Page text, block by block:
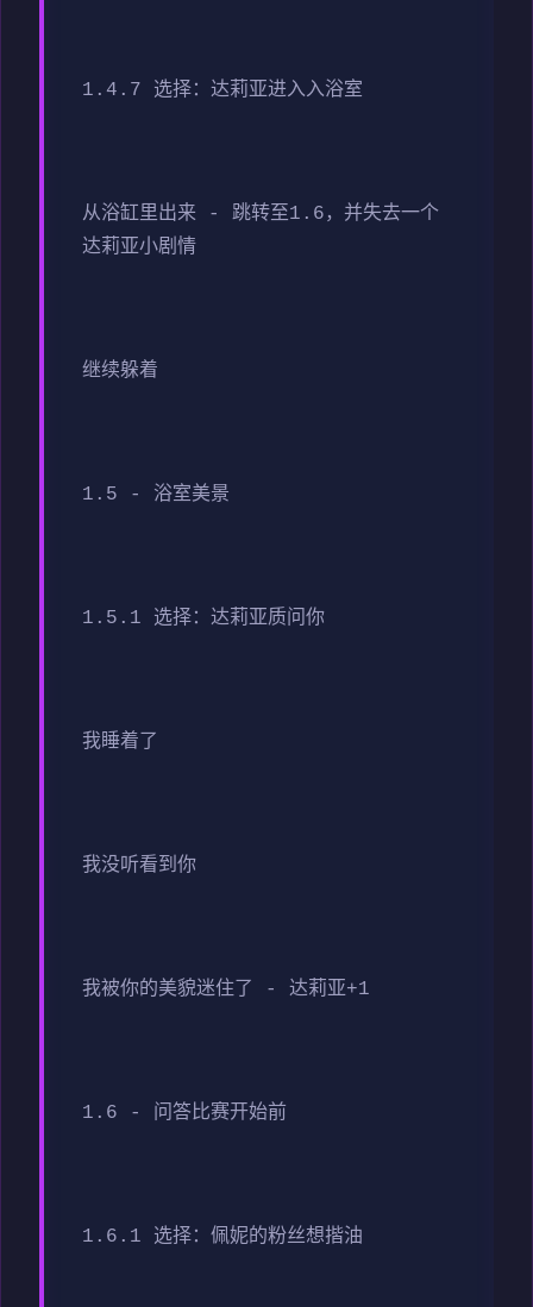
1.4.7 选择：达莉亚进入入浴室
从浴缸里出来 - 跳转至1.6，并失去一个
达莉亚小剧情
继续躲着
1.5 - 浴室美景
1.5.1 选择：达莉亚质问你
我睡着了
我没听看到你
我被你的美貌迷住了 - 达莉亚+1
1.6 - 问答比赛开始前
1.6.1 选择：佩妮的粉丝想揩油